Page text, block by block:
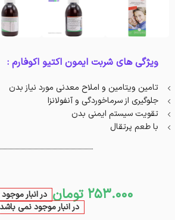
ویژگی های شربت ایمون اکتیو اکوفارم :
تامین ویتامین و املاح معدنی مورد نیاز بدن
جلوگیری از سرماخوردگی و آنفولانزا
تقویت سیستم ایمنی بدن
با طعم پرتقال
253.000 تومان در انبار
در انبار موجود نمی باشد